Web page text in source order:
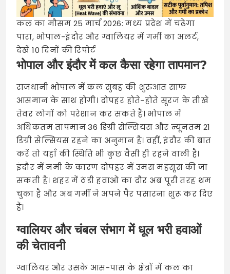
कल का मौसम 25 मार्च 2026: मध्य प्रदेश में चढ़ेगा
पारा, भोपाल-इंदौर और ग्वालियर में गर्मी का अलर्ट,
देखें 10 दिनों की रिपोर्ट
भोपाल और इंदौर में कल कैसा रहेगा तापमान?
राजधानी भोपाल में कल सुबह की शुरुआत साफ
आसमान के साथ होगी। दोपहर होते-होते सूरज के तीखे
तेवर लोगों को परेशान कर सकते हैं। भोपाल में
अधिकतम तापमान 36 डिग्री सेल्सियस और न्यूनतम 21
डिग्री सेल्सियस रहने का अनुमान है। वहीं, इंदौर की बात
करें तो यहाँ की स्थिति भी कुछ वैसी ही रहने वाली है।
इंदौर में नमी के कारण दोपहर में उमस महसूस की जा
सकती है। शहर में ठंडी हवाओं का दौर अब पूरी तरह थम
चुका है और अब गर्मी ने अपने पैर पसारना शुरू कर दिए
हैं।
ग्वालियर और चंबल संभाग में धूल भरी हवाओं
की चेतावनी
ग्वालियर और उसके आस-पास के क्षेत्रों में कल का